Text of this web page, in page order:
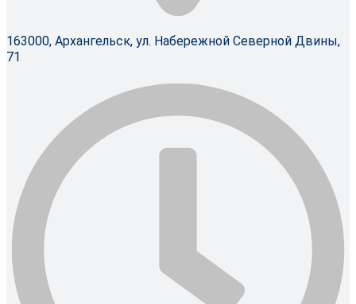
163000, Архангельск, ул. Набережной Северной Двины,
71